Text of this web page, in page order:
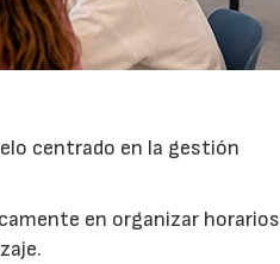
centrado en la gestión
en organizar horarios